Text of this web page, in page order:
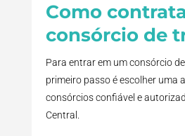
Como
consórcio de
Para entrar em um consórcio
primeiro passo é escolher uma
consórcios confiável e
Central.